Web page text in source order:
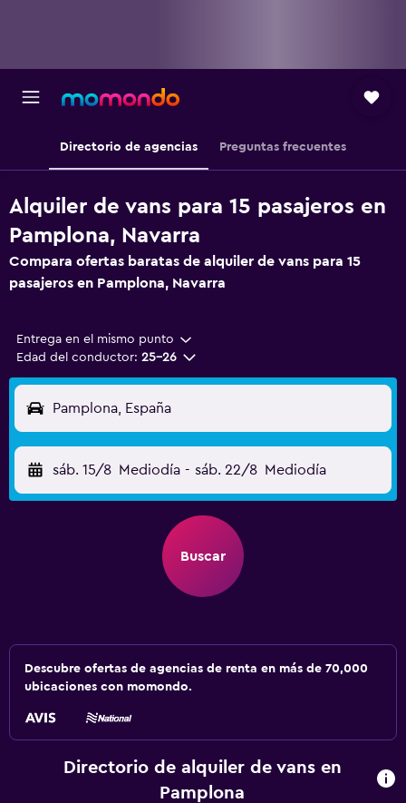
Directorio de agencias Preguntas frecuentes
Alquiler de vans para 15 pasajeros en
Pamplona, Navarra
Compara ofertas baratas de alquiler de vans para 15
pasajeros en Pamplona, Navarra
Entrega en el mismo punto
Edad del conductor: 25-26
Pamplona, España
sáb. 15/8 Mediodía - sáb. 22/8 Mediodía
Buscar
Descubre ofertas de agencias de renta en más de 70,000
ubicaciones con momondo.
Directorio de alquiler de vans en
Pamplona